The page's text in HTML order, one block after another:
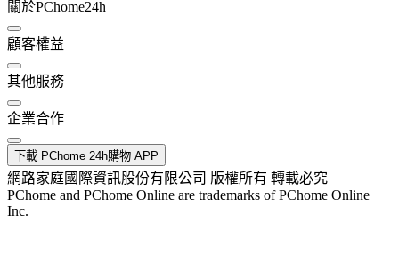
關於PChome24h
顧客權益
其他服務
企業合作
下載 PChome 24h購物 APP
網路家庭國際資訊股份有限公司 版權所有 轉載必究
PChome and PChome Online are trademarks of PChome Online
Inc.